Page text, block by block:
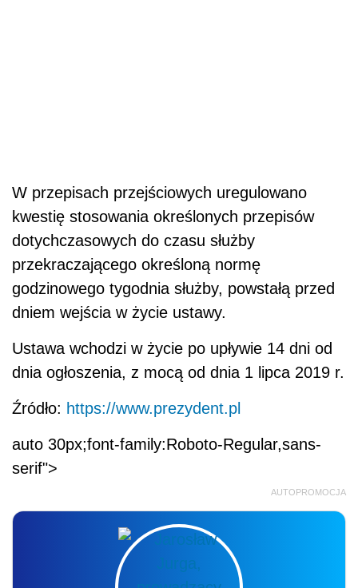
W przepisach przejściowych uregulowano
kwestię stosowania określonych przepisów
dotychczasowych do czasu służby
przekraczającego określoną normę
godzinowego tygodnia służby, powstałą przed
dniem wejścia w życie ustawy.
Ustawa wchodzi w życie po upływie 14 dni od
dnia ogłoszenia, z mocą od dnia 1 lipca 2019 r.
Źródło: https://www.prezydent.pl
auto 30px;font-family:Roboto-Regular,sans-
serif">
AUTOPROMOCJA